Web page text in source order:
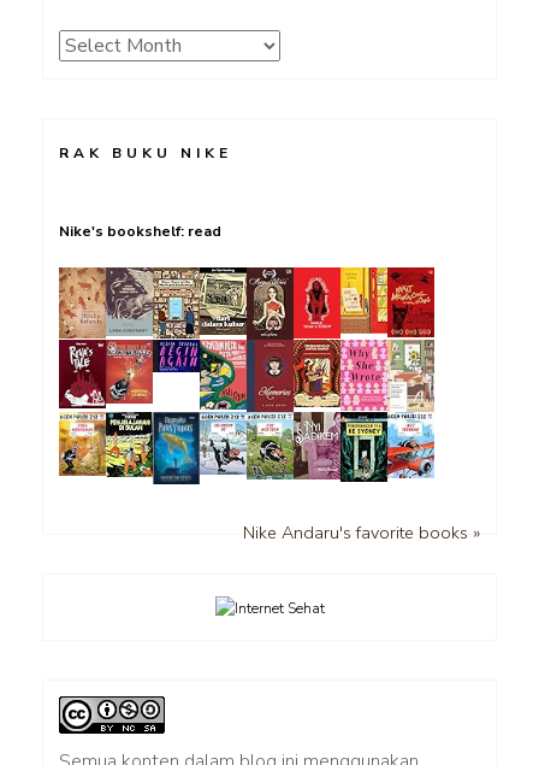
Archives
RAK BUKU NIKE
Nike's bookshelf: read
Nike Andaru's favorite books »